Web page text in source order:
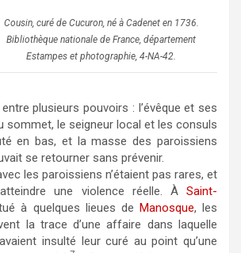
Cousin, curé de Cucuron, né à Cadenet en 1736.
Bibliothèque nationale de France, département
Estampes et photographie, 4-NA-42.
plusieurs pouvoirs : l’évêque et ses
sommet, le seigneur local et les consuls
en bas, et la masse des paroissiens
se retourner sans prévenir.
les paroissiens n’étaient pas rares, et
une violence réelle. À Saint-
à quelques lieues de Manosque, les
la trace d’une affaire dans laquelle
insulté leur curé au point qu’une